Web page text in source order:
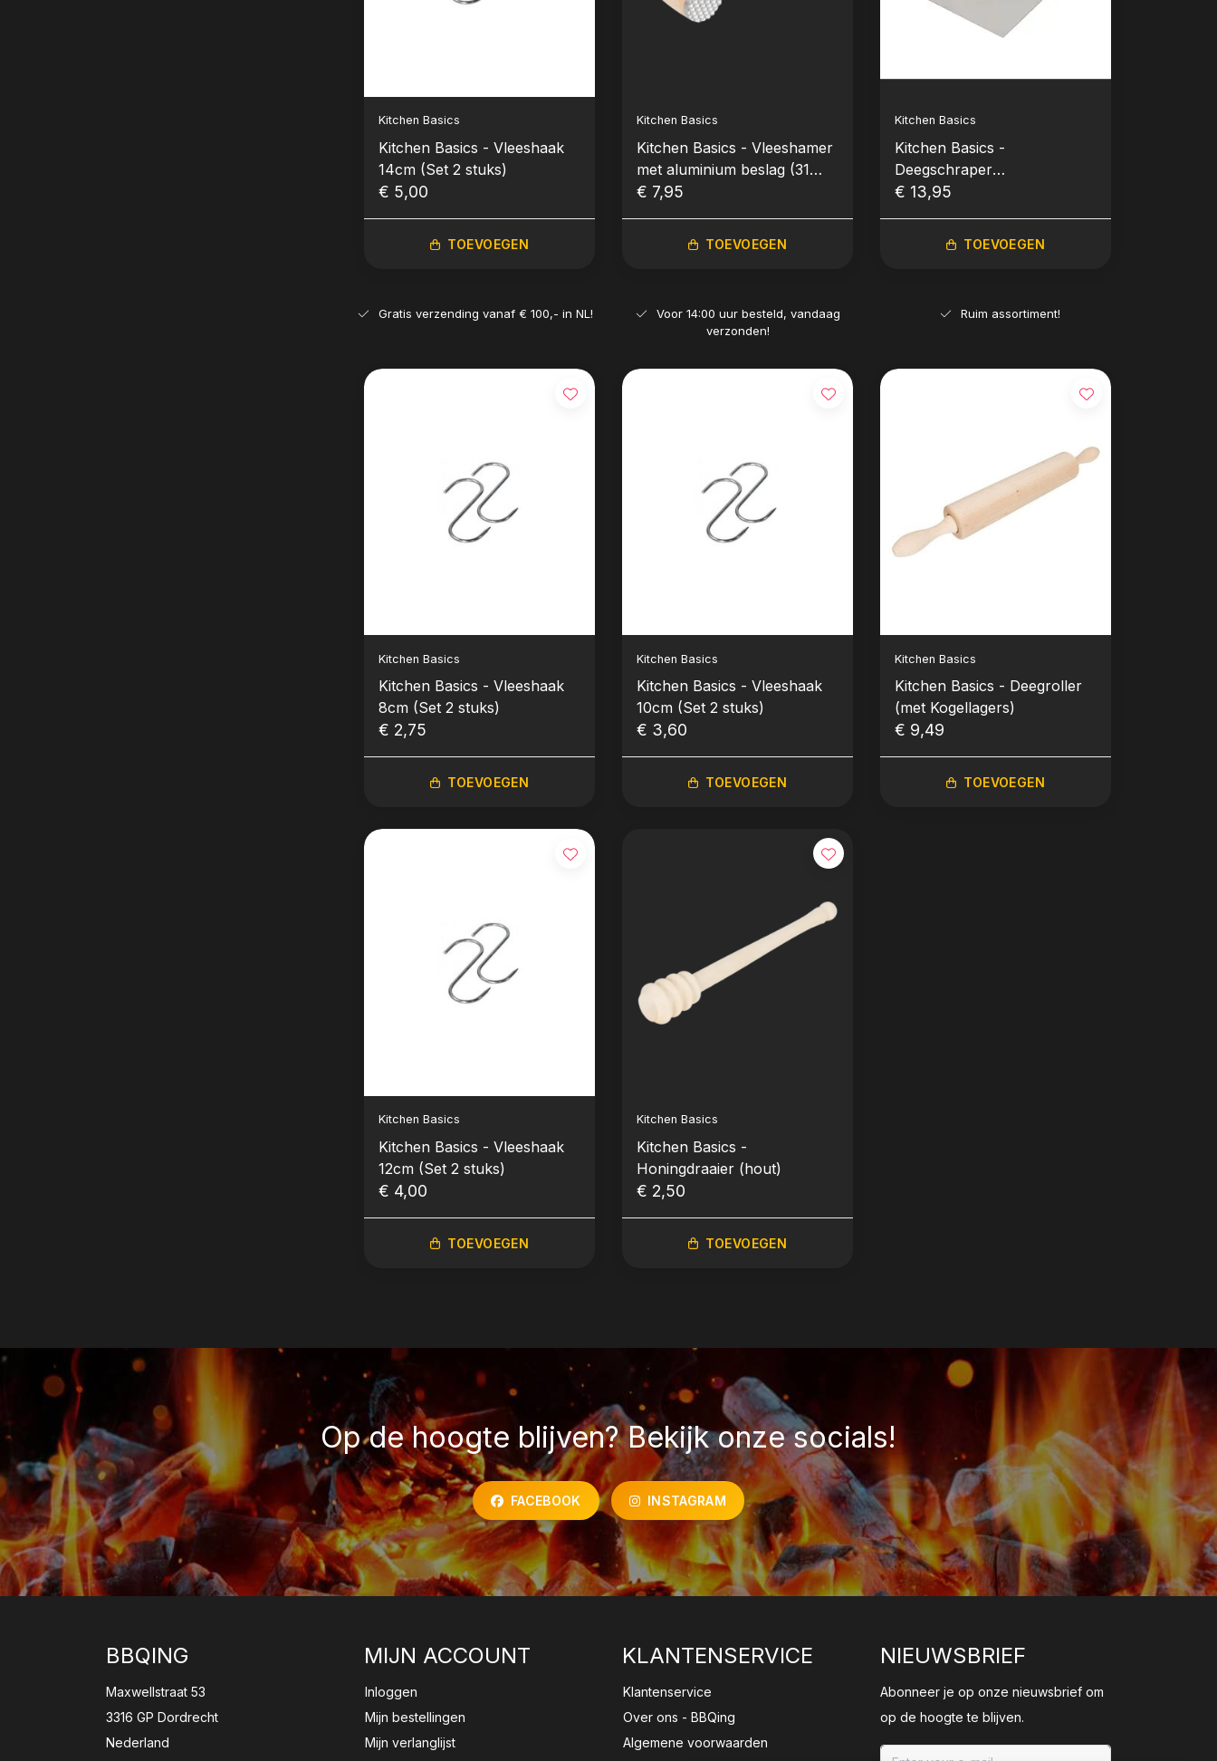
Kitchen Basics
Kitchen Basics - Vleeshaak
14cm (Set 2 stuks)
€ 5,00
TOEVOEGEN
Kitchen Basics
Kitchen Basics - Vleeshamer
met aluminium beslag (31
cm)
€ 7,95
TOEVOEGEN
Kitchen Basics
Kitchen Basics -
Deegschraper
(Professioneel)
€ 13,95
TOEVOEGEN
Gratis verzending vanaf € 100,- in NL!
Voor 14:00 uur besteld, vandaag
verzonden!
Ruim assortiment!
Kitchen Basics
Kitchen Basics - Vleeshaak
8cm (Set 2 stuks)
€ 2,75
TOEVOEGEN
Kitchen Basics
Kitchen Basics - Vleeshaak
10cm (Set 2 stuks)
€ 3,60
TOEVOEGEN
Kitchen Basics
Kitchen Basics - Deegroller
(met Kogellagers)
€ 9,49
TOEVOEGEN
Kitchen Basics
Kitchen Basics - Vleeshaak
12cm (Set 2 stuks)
€ 4,00
TOEVOEGEN
Kitchen Basics
Kitchen Basics -
Honingdraaier (hout)
€ 2,50
TOEVOEGEN
Op de hoogte blijven? Bekijk onze socials!
FACEBOOK INSTAGRAM
BBQING
Maxwellstraat 53
3316 GP Dordrecht
Nederland
MIJN ACCOUNT
Inloggen
Mijn bestellingen
Mijn verlanglijst
KLANTENSERVICE
Klantenservice
Over ons - BBQing
Algemene voorwaarden
NIEUWSBRIEF
Abonneer je op onze nieuwsbrief om
op de hoogte te blijven.